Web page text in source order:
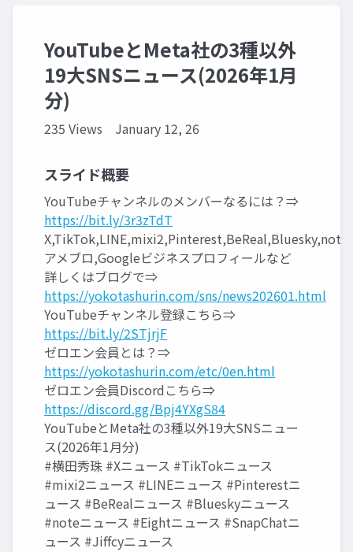
YouTubeとMeta社の3種以外
19大SNSニュース(2026年1月
分)
235 Views January 12, 26
スライド概要
YouTubeチャンネルのメンバーなるには？⇒
https://bit.ly/3r3zTdT
アメブロ,Googleビジネスプロフィールなど
詳しくはブログで⇒
https://yokotashurin.com/sns/news202601.html
YouTubeチャンネル登録こちら⇒
https://bit.ly/2STjrjF
ゼロエン会員とは？⇒
https://yokotashurin.com/etc/0en.html
ゼロエン会員Discordこちら⇒
https://discord.gg/Bpj4YXgS84
YouTubeとMeta社の3種以外19大SNSニュー
ス(2026年1月分)
#横田秀珠 #Xニュース #TikTokニュース
#mixi2ニュース #LINEニュース #Pinterestニ
ュース #BeRealニュース #Blueskyニュース
#noteニュース #Eightニュース #SnapChatニ
ュース #Jiffcyニュース